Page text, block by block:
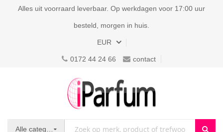
Alles uit voorraard leverbaar. Op werkdagen voor 17:00 uur
besteld, morgen in huis.
EUR
0172 44 24 66 contact